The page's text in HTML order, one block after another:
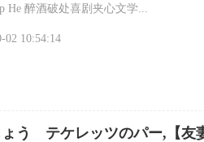
醉酒破处喜剧夹心文学...
02 10:54:14
う テケレッツのパー,【友